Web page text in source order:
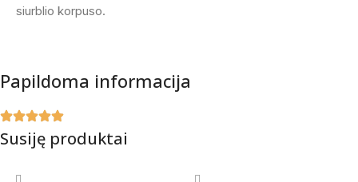
siurblio korpuso.
Papildoma informacija
Susiję produktai